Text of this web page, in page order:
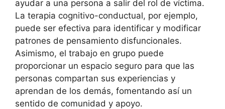
ayudar a una persona a salir del rol de víctima.
La terapia cognitivo-conductual, por ejemplo,
puede ser efectiva para identificar y modificar
patrones de pensamiento disfuncionales.
Asimismo, el trabajo en grupo puede
proporcionar un espacio seguro para que las
personas compartan sus experiencias y
aprendan de los demás, fomentando así un
sentido de comunidad y apoyo.